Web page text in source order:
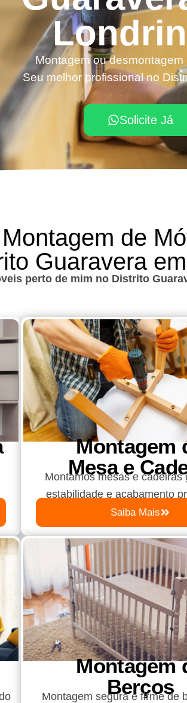
Montagem ou desmontagem
Seu melhor profissional no
Solicite Já
de
Guaravera
perto de mim no Distrito
Montagem
Mesa e
Montamos mesas e cadeiras
estabilidade e acabamento
Saiba Mais
Montagem
Berços
Montagem segura e firme de